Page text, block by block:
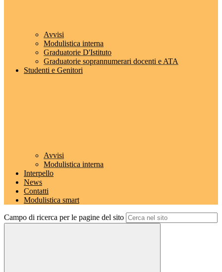
Avvisi
Modulistica interna
Graduatorie D'Istituto
Graduatorie soprannumerari docenti e ATA
Studenti e Genitori
Avvisi
Modulistica interna
Interpello
News
Contatti
Modulistica smart
Campo di ricerca per le pagine del sito